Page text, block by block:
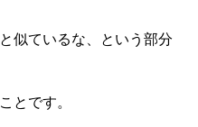
似ているな、という部分
とです。